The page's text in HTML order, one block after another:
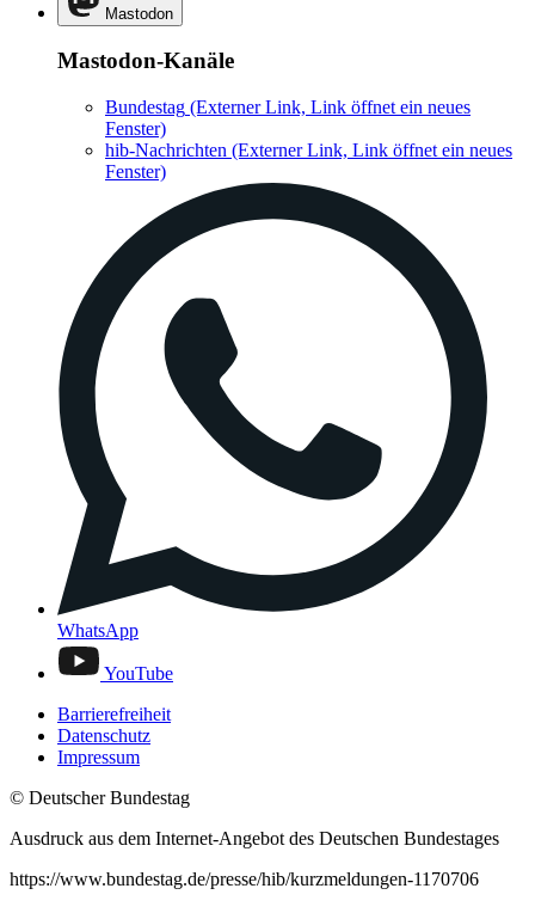
Mastodon
Mastodon-Kanäle
Bundestag (Externer Link, Link öffnet ein neues
Fenster)
hib-Nachrichten (Externer Link, Link öffnet ein neues
Fenster)
WhatsApp
YouTube
Barrierefreiheit
Datenschutz
Impressum
© Deutscher Bundestag
Ausdruck aus dem Internet-Angebot des Deutschen Bundestages
https://www.bundestag.de/presse/hib/kurzmeldungen-1170706